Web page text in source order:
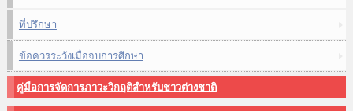
ที่ปรึกษา
ข้อควรระวังเมื่อจบการศึกษา
คู่มือการจัดการภาวะวิกฤติสำหรับชาวต่างชาติ